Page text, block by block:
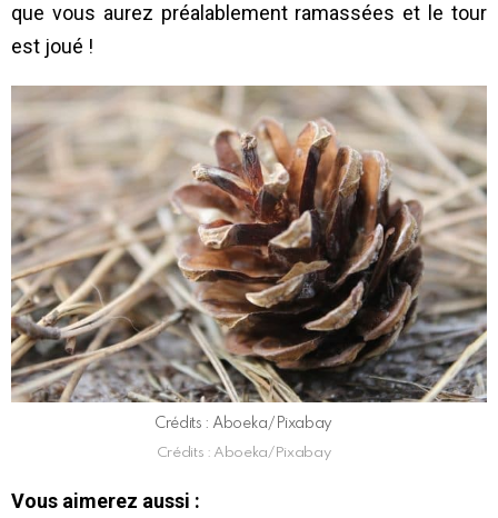
que vous aurez préalablement ramassées et le tour
est joué !
Crédits : Aboeka/Pixabay
Crédits : Aboeka/Pixabay
Vous aimerez aussi :